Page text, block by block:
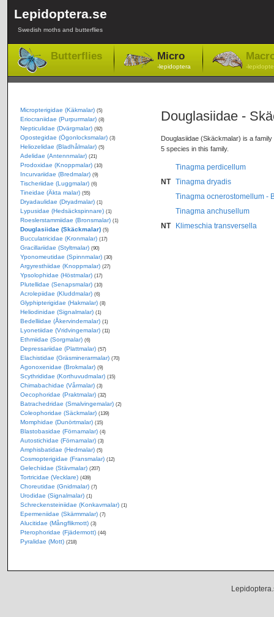
Lepidoptera.se
Swedish moths and butterflies
Butterflies Micro
-lepidoptera -
Douglasiidae -
Douglasiidae (Skäckmalar) is a
5 species in this family.
Tinagma perdicellum
NT
Tinagma dryadis
Tinagma ocnerostomellum -
Tinagma anchusellum
NT
Klimeschia transversella
Micropterigidae (Käkmalar) (5)
Eriocraniidae (Purpurmalar) (8)
Nepticulidae (Dvärgmalar) (92)
Opostegidae (Ögonlocksmalar) (3)
Heliozelidae (Bladhålmalar) (5)
Adelidae (Antennmalar) (21)
Prodoxidae (Knoppmalar) (10)
Incurvariidae (Bredmalar) (9)
Tischeriidae (Luggmalar) (6)
Tineidae (Äkta malar) (55)
Dryadaulidae (Dryadmalar) (1)
Lypusidae (Hedsäckspinnare) (1)
Roeslerstammiidae (Bronsmalar) (1)
Douglasiidae (Skäckmalar) (5)
Bucculatricidae (Kronmalar) (17)
Gracillariidae (Styltmalar) (90)
Yponomeutidae (Spinnmalar) (30)
Argyresthiidae (Knoppmalar) (27)
Ypsolophidae (Höstmalar) (17)
Plutellidae (Senapsmalar) (10)
Acrolepiidae (Kluddmalar) (6)
Glyphipterigidae (Hakmalar) (8)
Heliodinidae (Signalmalar) (1)
Bedelliidae (Åkervindemalar) (1)
Lyonetiidae (Vridvingemalar) (11)
Ethmiidae (Sorgmalar) (6)
Depressariidae (Plattmalar) (57)
Elachistidae (Gräsminerarmalar) (70)
Agonoxenidae (Brokmalar) (9)
Scythrididae (Korthuvudmalar) (15)
Chimabachidae (Vårmalar) (3)
Oecophoridae (Praktmalar) (32)
Batrachedridae (Smalvingemalar) (2)
Coleophoridae (Säckmalar) (139)
Momphidae (Dunörtmalar) (15)
Blastobasidae (Förnamalar) (4)
Autostichidae (Förnamalar) (3)
Amphisbatidae (Hedmalar) (5)
Cosmopterigidae (Fransmalar) (12)
Gelechiidae (Stävmalar) (207)
Tortricidae (Vecklare) (439)
Choreutidae (Gnidmalar) (7)
Urodidae (Signalmalar) (1)
Schreckensteiniidae (Konkavmalar) (1)
Epermeniidae (Skärmmalar) (7)
Alucitidae (Mångflikmott) (3)
Pterophoridae (Fjädermott) (44)
Pyralidae (Mott) (218)